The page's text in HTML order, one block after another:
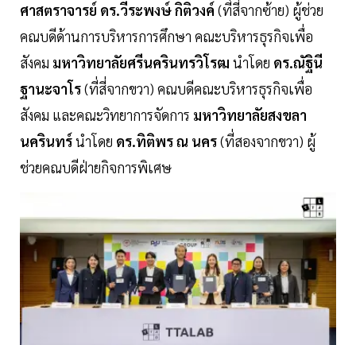
ศาสตราจารย์ ดร.วีระพงษ์ กิติวงค์ (ที่สี่จากซ้าย) ผู้ช่วย
คณบดีด้านการบริหารการศึกษา คณะบริหารธุรกิจเพื่อ
สังคม มหาวิทยาลัยศรีนครินทรวิโรฒ นำโดย ดร.ณัฐินี
ฐานะจาโร(ที่สี่จากขวา) คณบดีคณะบริหารธุรกิจเพื่อ
สังคม และคณะวิทยาการจัดการ มหาวิทยาลัยสงขลา
นครินทร์นำโดย ดร.ทิติพร ณ นคร(ที่สองจากขวา) ผู้
ช่วยคณบดีฝ่ายกิจการพิเศษ